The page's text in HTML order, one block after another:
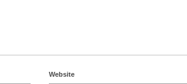
Website